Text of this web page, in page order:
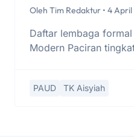
Oleh Tim Redaktur • 4
Daftar lembaga
Modern Paciran
PAUD TK Aisyiah